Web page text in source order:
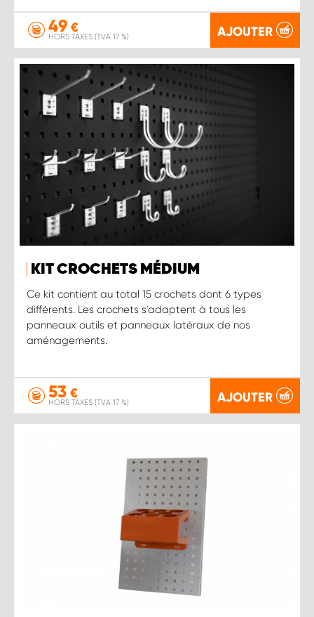
49 €
HORS TAXES (TVA 17 %) AJOUTER
KIT CROCHETS MÉDIUM
Ce kit contient au total 15 crochets dont 6 types
différents. Les crochets s'adaptent à tous les
panneaux outils et panneaux latéraux de nos
aménagements.
53 €
HORS TAXES (TVA 17 %) AJOUTER